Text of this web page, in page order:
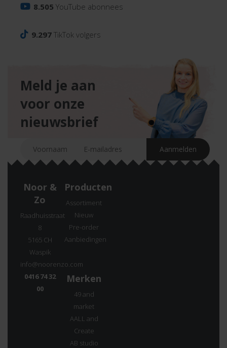
8.505 YouTube abonnees
9.297 TikTok volgers
Meld je aan
voor onze
nieuwsbrief
Noor &
Zo
Raadhuisstraat
8
5165 CH
Waspik
info@noorenzo.com
0416 74 32
00
Producten
Assortiment
Nieuw
Pre-order
Aanbiedingen
Merken
49 and
market
AALL and
Create
AB studio